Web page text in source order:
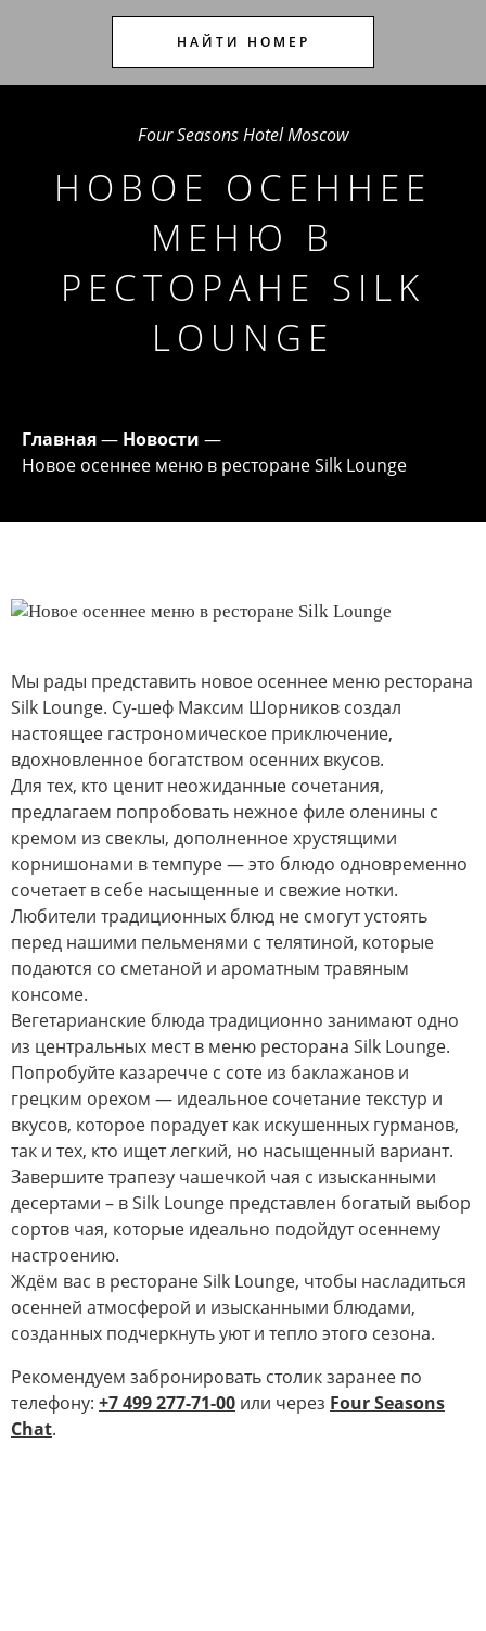
НАЙТИ НОМЕР
Four Seasons Hotel Moscow
НОВОЕ ОСЕННЕЕ
МЕНЮ В
РЕСТОРАНЕ SILK
LOUNGE
Главная— Новости —
Новое осеннее меню в ресторане Silk Lounge
Мы рады представить новое осеннее меню ресторана
Silk Lounge. Су-шеф Максим Шорников создал
настоящее гастрономическое приключение,
вдохновленное богатством осенних вкусов.
Для тех, кто ценит неожиданные сочетания,
предлагаем попробовать нежное филе оленины с
кремом из свеклы, дополненное хрустящими
корнишонами в темпуре — это блюдо одновременно
сочетает в себе насыщенные и свежие нотки.
Любители традиционных блюд не смогут устоять
перед нашими пельменями с телятиной, которые
подаются со сметаной и ароматным травяным
консоме.
Вегетарианские блюда традиционно занимают одно
из центральных мест в меню ресторана Silk Lounge.
Попробуйте казаречче с соте из баклажанов и
грецким орехом — идеальное сочетание текстур и
вкусов, которое порадует как искушенных гурманов,
так и тех, кто ищет легкий, но насыщенный вариант.
Завершите трапезу чашечкой чая с изысканными
десертами – в Silk Lounge представлен богатый выбор
сортов чая, которые идеально подойдут осеннему
настроению.
Ждём вас в ресторане Silk Lounge, чтобы насладиться
осенней атмосферой и изысканными блюдами,
созданных подчеркнуть уют и тепло этого сезона.
Рекомендуем забронировать столик заранее по
телефону: +7 499 277-71-00 или через Four Seasons
Chat.